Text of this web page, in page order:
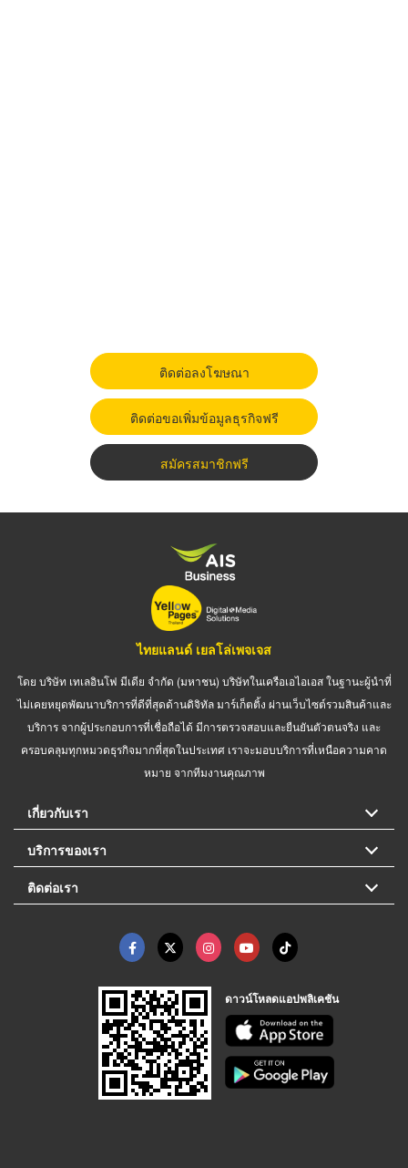
ติดต่อลงโฆษณา
ติดต่อขอเพิ่มข้อมูลธุรกิจฟรี
สมัครสมาชิกฟรี
ไทยแลนด์ เยลโล่เพจเจส
โดย บริษัท เทเลอินโฟ มีเดีย จำกัด (มหาชน) บริษัทในเครือเอไอเอส ในฐานะผู้นำที่
ไม่เคยหยุดพัฒนาบริการที่ดีที่สุดด้านดิจิทัล มาร์เก็ตติ้ง ผ่านเว็บไซต์รวมสินค้าและ
บริการ จากผู้ประกอบการที่เชื่อถือได้ มีการตรวจสอบและยืนยันตัวตนจริง และ
ครอบคลุมทุกหมวดธุรกิจมากที่สุดในประเทศ เราจะมอบบริการที่เหนือความคาด
หมาย จากทีมงานคุณภาพ
เกี่ยวกับเรา
บริการของเรา
ติดต่อเรา
ดาวน์โหลดแอปพลิเคชัน